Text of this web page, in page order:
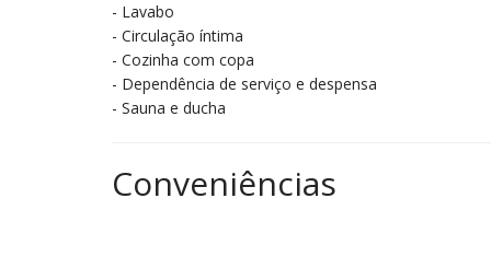
- Lavabo
- Circulação íntima
- Cozinha com copa
- Dependência de serviço e despensa
- Sauna e ducha
Conveniências